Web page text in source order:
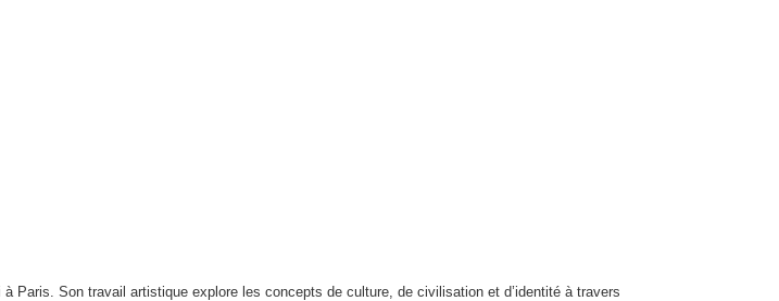
Paris. Son travail artistique explore les concepts de culture, de civilisation et d’identité à travers